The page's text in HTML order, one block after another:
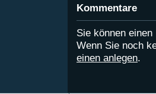
Kommentare
Sie können
Wenn Sie noch
einen anlegen.